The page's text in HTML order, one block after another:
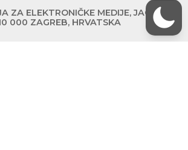
ZA ELEKTRONIČKE MEDIJE, JAGIĆEVA
000 ZAGREB, HRVATSKA